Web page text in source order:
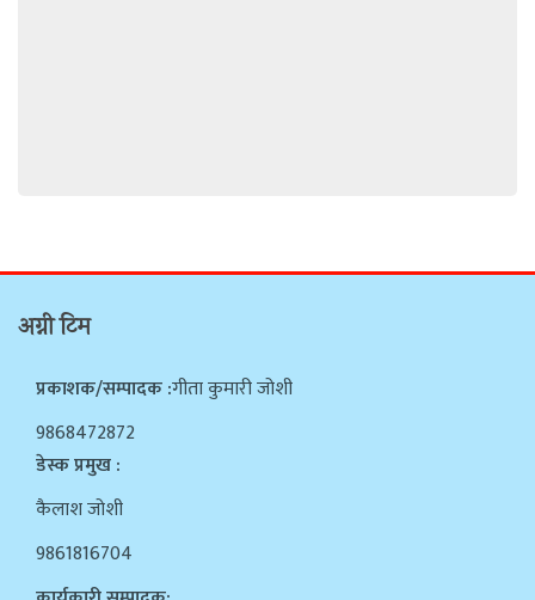
अग्नी टिम
प्रकाशक/सम्पादक :गीता कुमारी जोशी
9868472872
डेस्क प्रमुख :
कैलाश जोशी
9861816704